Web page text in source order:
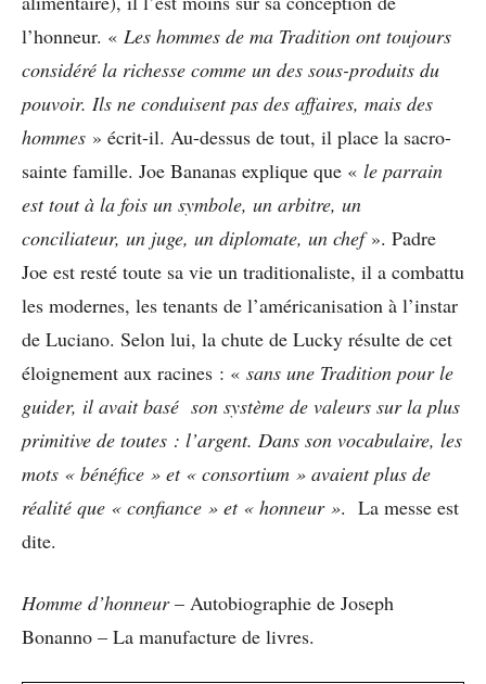
l’honneur. « Les hommes de ma Tradition ont toujours
considéré la richesse comme un des sous-produits du
pouvoir. Ils ne conduisent pas des affaires, mais des
hommes » écrit-il. Au-dessus de tout, il place la sacro-
sainte famille. Joe Bananas explique que « le parrain
est tout à la fois un symbole, un arbitre, un
conciliateur, un juge, un diplomate, un chef». Padre
Joe est resté toute sa vie un traditionaliste, il a combattu
les modernes, les tenants de l’américanisation à l’instar
de Luciano. Selon lui, la chute de Lucky résulte de cet
éloignement aux racines : « sans une Tradition pour le
guider, il avait basé son système de valeurs sur la plus
primitive de toutes : l’argent. Dans son vocabulaire, les
mots « bénéfice » et « consortium » avaient plus de
réalité que « confiance » et « honneur ». La messe est
dite.
Homme d’honneur– Autobiographie de Joseph
Bonanno – La manufacture de livres.